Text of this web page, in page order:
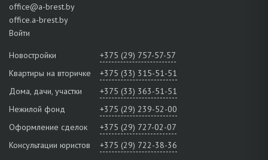
office@a-brest.by
office.a-brest.by
Войти
Новостройки
+375 (29) 757-57-57
Квартиры на вторичке
+375 (33) 315-51-51
Дома, дачи, участки
+375 (33) 363-51-51
Нежилой фонд
+375 (29) 239-52-00
Оформление сделок
+375 (29) 727-02-07
Консультации юристов
+375 (29) 722-38-36